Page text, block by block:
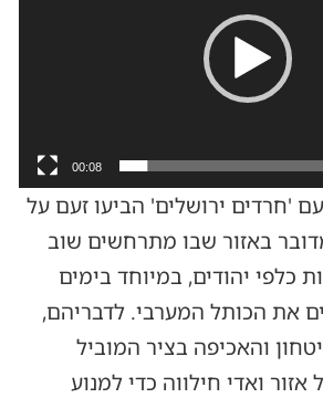
00:08
'חרדים ירושלים' הביעו זעם על
באזור שבו מתרחשים שוב
כלפי יהודים, במיוחד בימים
את הכותל המערבי. לדבריהם,
והאכיפה בציר המוביל
ואדי חילווה כדי למנוע